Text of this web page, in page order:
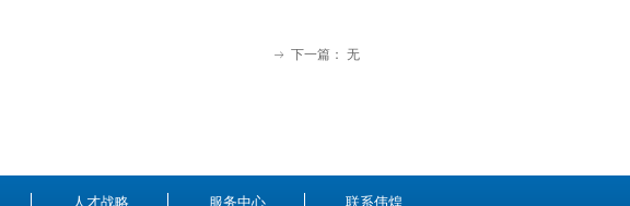
ꁹ 下一篇： 无
人才战略 服务中心 联系伟煌